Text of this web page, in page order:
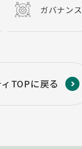
ガバナンス
TOPに戻る